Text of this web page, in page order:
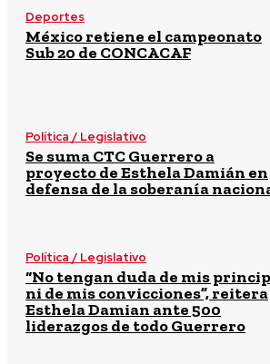
Deportes
México retiene el campeonato
Sub 20 de CONCACAF
Política / Legislativo
Se suma CTC Guerrero a
proyecto de Esthela Damián en
defensa de la soberanía
Política / Legislativo
“No tengan duda de mis
ni de mis convicciones”, reitera
Esthela Damian ante 500
liderazgos de todo Guerrero